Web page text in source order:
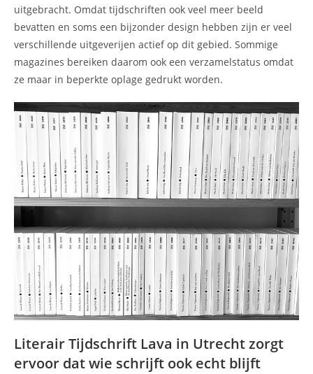
uitgebracht. Omdat tijdschriften ook veel meer beeld
bevatten en soms een bijzonder design hebben zijn er veel
verschillende uitgeverijen actief op dit gebied. Sommige
magazines bereiken daarom ook een verzamelstatus omdat
ze maar in beperkte oplage gedrukt worden.
Literair Tijdschrift Lava in Utrecht zorgt
ervoor dat wie schrijft ook echt blijft